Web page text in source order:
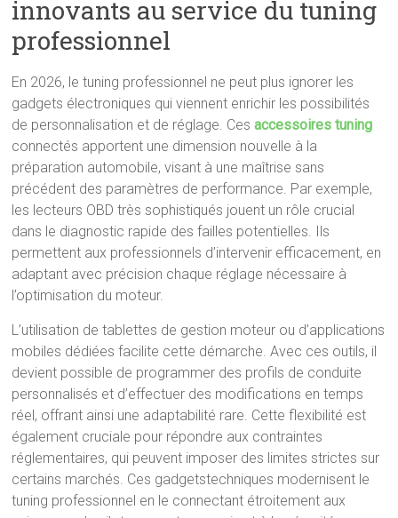
innovants au service du tuning
professionnel
En 2026, le tuning professionnel ne peut plus ignorer les
gadgets électroniques qui viennent enrichir les possibilités
de personnalisation et de réglage. Cesaccessoires tuning
connectés apportent une dimension nouvelle à la
préparation automobile, visant à une maîtrise sans
précédent des paramètres de performance. Par exemple,
les lecteurs OBD très sophistiqués jouent un rôle crucial
dans le diagnostic rapide des failles potentielles. Ils
permettent aux professionnels d’intervenir efficacement, en
adaptant avec précision chaque réglage nécessaire à
l’optimisation du moteur.
L’utilisation de tablettes de gestion moteur ou d’applications
mobiles dédiées facilite cette démarche. Avec ces outils, il
devient possible de programmer des profils de conduite
personnalisés et d’effectuer des modifications en temps
réel, offrant ainsi une adaptabilité rare. Cette flexibilité est
également cruciale pour répondre aux contraintes
réglementaires, qui peuvent imposer des limites strictes sur
certains marchés. Ces gadgetstechniques modernisent le
tuning professionnel en le connectant étroitement aux